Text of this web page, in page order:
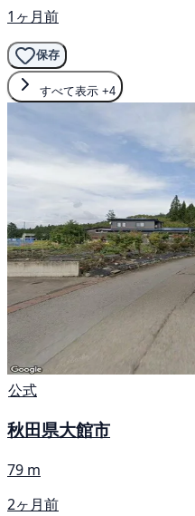
1ヶ月前
保存
すべて表示 +4
公式
秋田県大館市
79 m
2ヶ月前